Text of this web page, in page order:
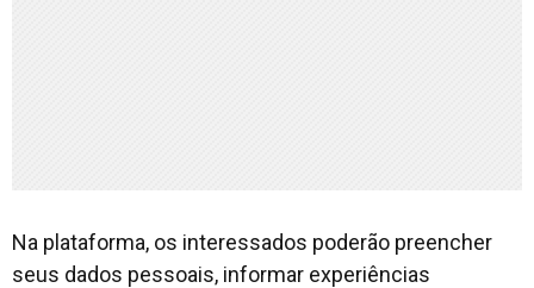
Na plataforma, os interessados poderão preencher
seus dados pessoais, informar experiências